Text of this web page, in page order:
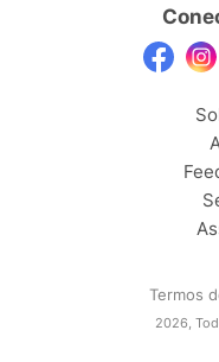
Termos
2026,